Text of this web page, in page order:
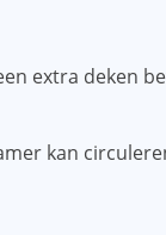
extra deken
kan